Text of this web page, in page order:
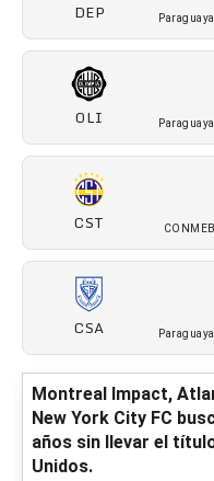
DEP
OLI
CST
CSA
Montreal Impact,
New York City FC
años sin llevar el
Unidos.